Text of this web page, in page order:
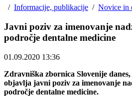
/ Informacije, publikacije / Novice in
Javni poziv za imenovanje
področje dentalne medicine ​
01.09.2020 13:36
Zdravniška zbornica Slovenije danes,
objavlja javni poziv za imenovanje
področje dentalne medicine.